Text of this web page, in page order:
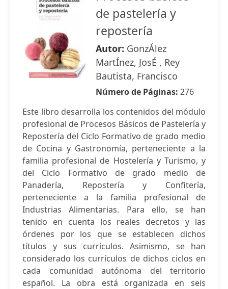
de pastelería y
repostería
Autor: GonzÁlez
MartÍnez, JosÉ , Rey
Bautista, Francisco
Número de Páginas: 276
Este libro desarrolla los contenidos del módulo
profesional de Procesos Básicos de Pastelería y
Repostería del Ciclo Formativo de grado medio
de Cocina y Gastronomía, perteneciente a la
familia profesional de Hostelería y Turismo, y
del Ciclo Formativo de grado medio de
Panadería, Repostería y Confitería,
perteneciente a la familia profesional de
Industrias Alimentarias. Para ello, se han
tenido en cuenta los reales decretos y las
órdenes por los que se establecen dichos
títulos y sus currículos. Asimismo, se han
considerado los currículos de dichos ciclos en
cada comunidad autónoma del territorio
español. La obra está organizada en seis